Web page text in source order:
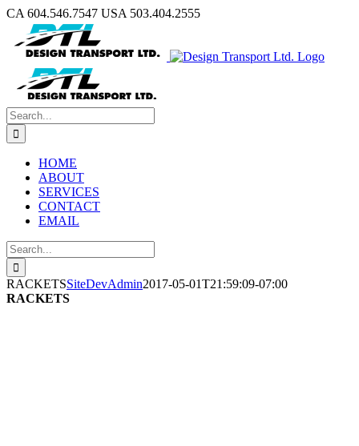
Skip
content
CA 604.546.7547 USA 503.404.2555
Search
for:
HOME
ABOUT
SERVICES
CONTACT
EMAIL
Search
for:
RACKETSSiteDevAdmin2017-05-01T21:59:09-07:00
RACKETS